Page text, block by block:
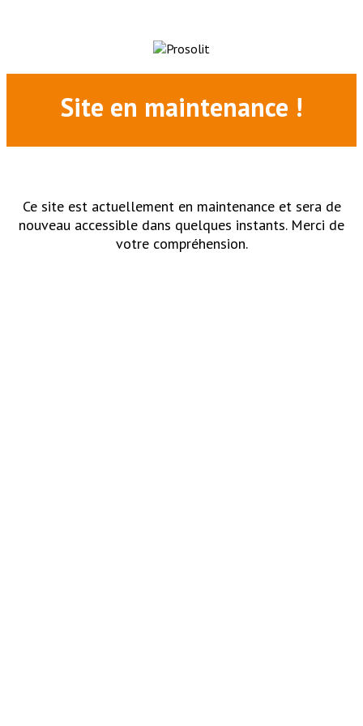
Site en maintenance !
Ce site est actuellement en maintenance et sera de
nouveau accessible dans quelques instants. Merci de
votre compréhension.